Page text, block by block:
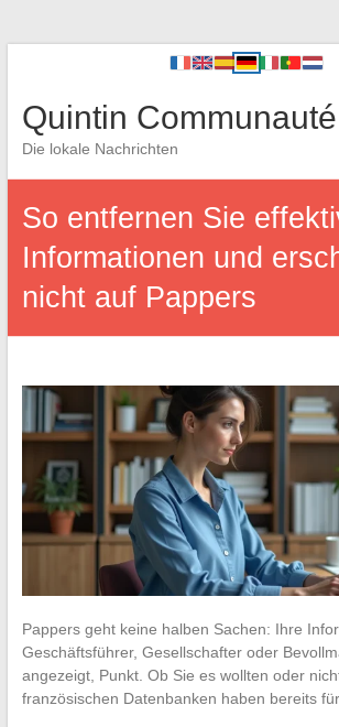
Quintin Communauté
Die lokale Nachrichten
So entfernen Sie
Informationen und
nicht auf Pappers
Pappers geht keine halben Sachen: Ihre
Geschäftsführer, Gesellschafter oder
angezeigt, Punkt. Ob Sie es wollten oder
französischen Datenbanken haben bereits